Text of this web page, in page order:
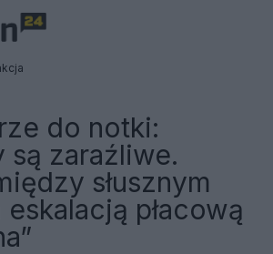
do notki:
są zaraźliwe.
słusznym
płacową